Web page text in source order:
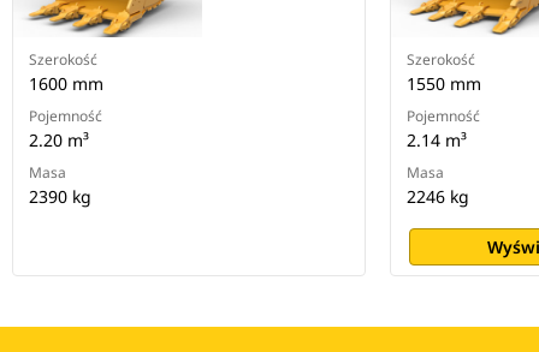
Szerokość
1600 mm
Pojemność
2.20 m³
Masa
2390 kg
Szerokość
1550 mm
Pojemność
2.14 m³
Masa
2246 kg